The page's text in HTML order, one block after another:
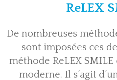
ReLEX
De nombreuses
sont imposées ces
méthode ReLEX
moderne. Il s’agit